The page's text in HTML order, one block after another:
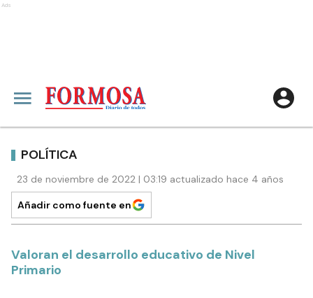
Ads
POLÍTICA
23 de noviembre de 2022 | 03:19 actualizado hace 4 años
Añadir como fuente en
Valoran el desarrollo educativo de Nivel
Primario